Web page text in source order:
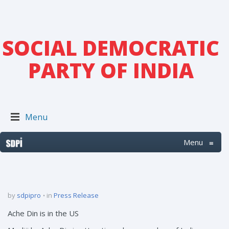
SOCIAL DEMOCRATIC
PARTY OF INDIA
Menu
Menu ≡
by sdpipro in Press Release
Ache Din is in the US